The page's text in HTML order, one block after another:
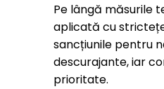
Pe lângă măsurile
aplicată cu
sancțiunile pentru
descurajante, iar
prioritate.